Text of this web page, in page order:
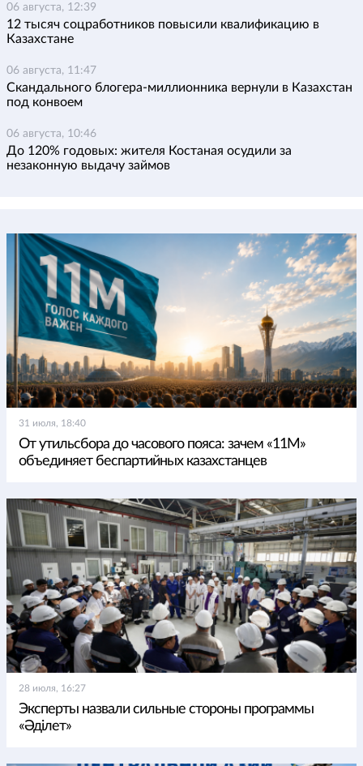
06 августа, 12:39
12 тысяч соцработников повысили квалификацию в
Казахстане
06 августа, 11:47
Скандального блогера-миллионника вернули в Казахстан
под конвоем
06 августа, 10:46
До 120% годовых: жителя Костаная осудили за
незаконную выдачу займов
31 июля, 18:40
От утильсбора до часового пояса: зачем «11М»
объединяет беспартийных казахстанцев
28 июля, 16:27
Эксперты назвали сильные стороны программы
«Әділет»